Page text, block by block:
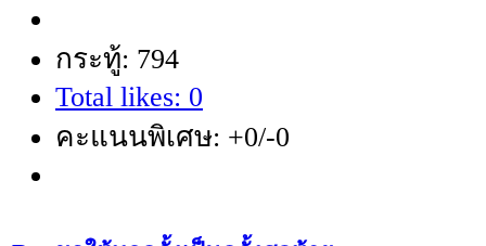
กระทู้: 794
Total likes: 0
คะแนนพิเศษ: +0/-0